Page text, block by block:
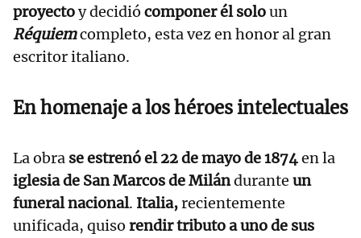
proyectoy decidió componer él soloun
Réquiemcompleto, esta vez en honor al gran
escritor italiano.
En homenaje a los héroes intelectuales
La obra se estrenó el 22 de mayo de 1874en la
iglesia de San Marcos de Milándurante un
funeral nacional. Italia,recientemente
unificada, quiso rendir tributo a uno de sus